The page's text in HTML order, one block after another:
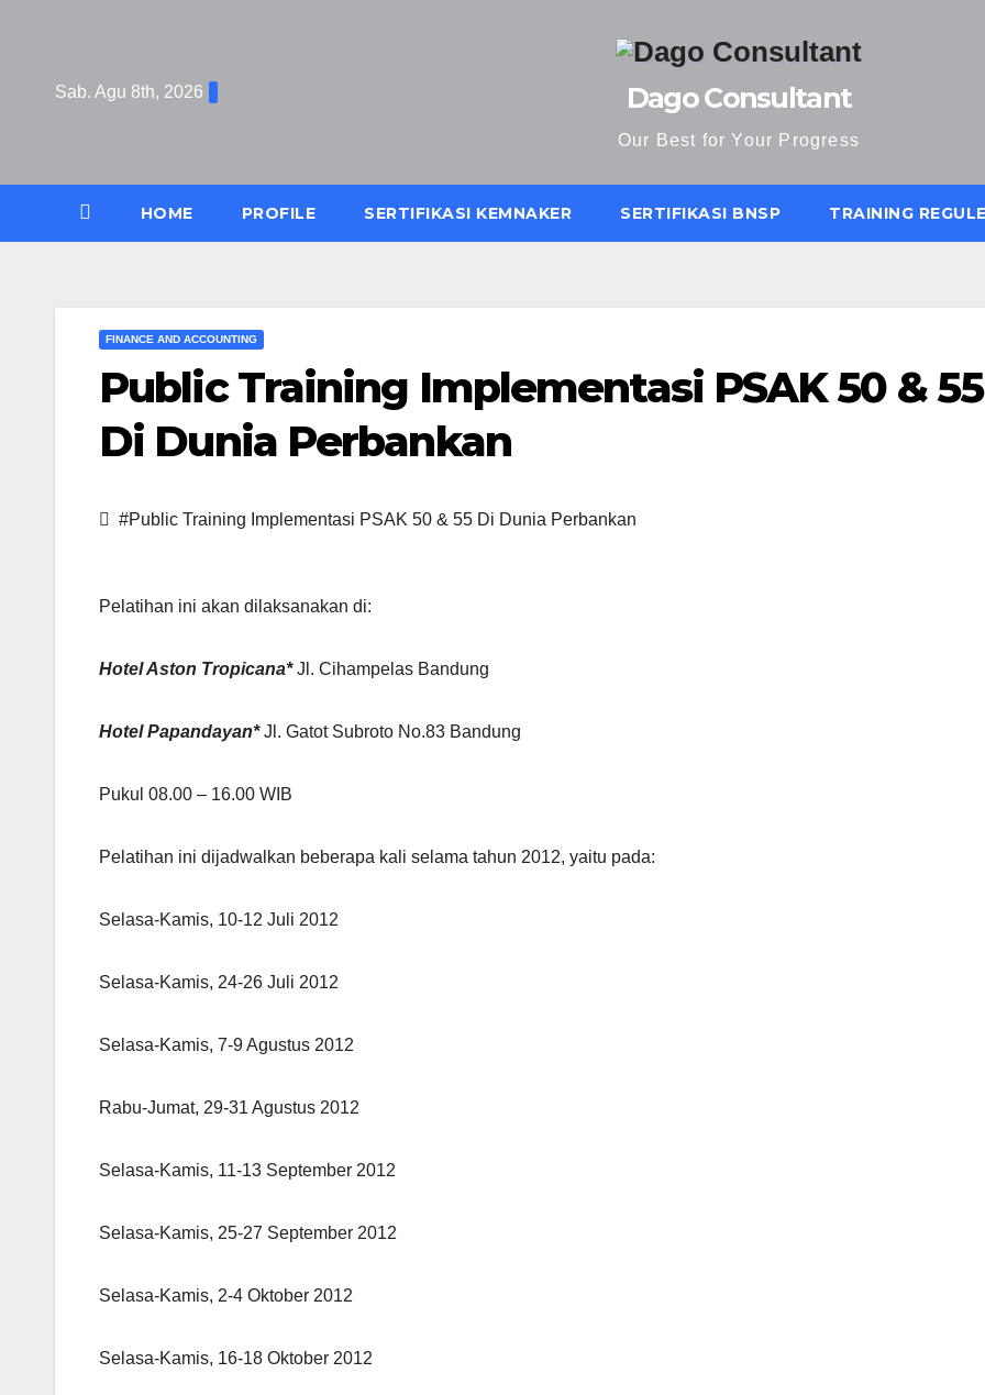
Sab. Agu 8th, 2026 Dago Consultant
Our Best for Your Progress
HOME PROFILE SERTIFIKASI KEMNAKER SERTIFIKASI BNSP TRAINING
FINANCE AND ACCOUNTING
Public Training Implementasi PSAK 50 & 55
Di Dunia Perbankan
#Public Training Implementasi PSAK 50 & 55 Di Dunia Perbankan
Pelatihan ini akan dilaksanakan di:
Hotel Aston Tropicana*Jl. Cihampelas Bandung
Hotel Papandayan*Jl. Gatot Subroto No.83 Bandung
Pukul 08.00 – 16.00 WIB
Pelatihan ini dijadwalkan beberapa kali selama tahun 2012, yaitu pada:
Selasa-Kamis, 10-12 Juli 2012
Selasa-Kamis, 24-26 Juli 2012
Selasa-Kamis, 7-9 Agustus 2012
Rabu-Jumat, 29-31 Agustus 2012
Selasa-Kamis, 11-13 September 2012
Selasa-Kamis, 25-27 September 2012
Selasa-Kamis, 2-4 Oktober 2012
Selasa-Kamis, 16-18 Oktober 2012